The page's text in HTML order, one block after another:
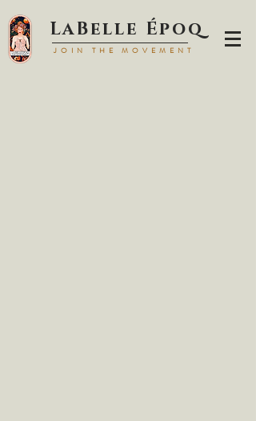
LaBelle Époq
JOIN TH E MOVEMENT